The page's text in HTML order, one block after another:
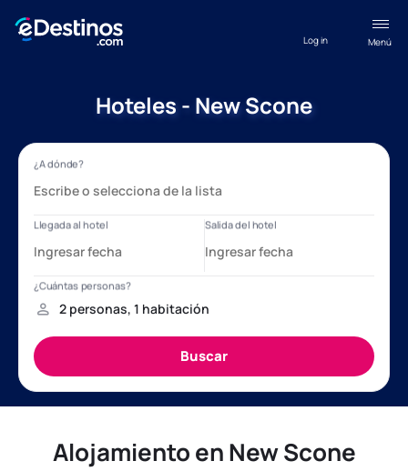
Menú
Log in
Hoteles - New Scone
Alojamiento en New Scone